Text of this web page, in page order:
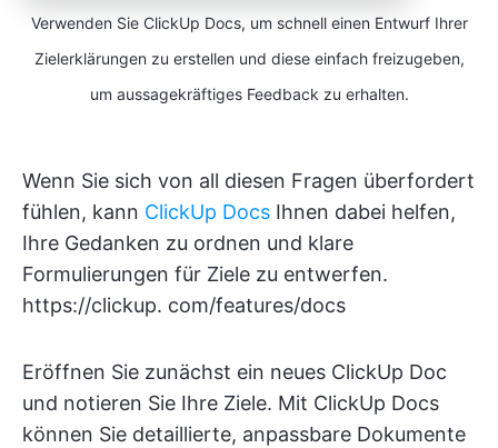
Verwenden Sie ClickUp Docs, um schnell einen Entwurf Ihrer
Zielerklärungen zu erstellen und diese einfach freizugeben,
um aussagekräftiges Feedback zu erhalten.
Wenn Sie sich von all diesen Fragen überfordert
fühlen, kann ClickUp Docs Ihnen dabei helfen,
Ihre Gedanken zu ordnen und klare
Formulierungen für Ziele zu entwerfen.
https://clickup. com/features/docs
Eröffnen Sie zunächst ein neues ClickUp Doc
und notieren Sie Ihre Ziele. Mit ClickUp Docs
können Sie detaillierte, anpassbare Dokumente